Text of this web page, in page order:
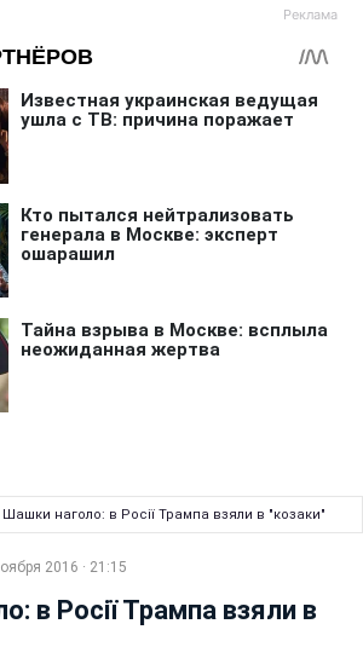
Шашки наголо: в Росії Трампа взяли в "козаки"
2016 · 21:15
в Росії Трампа взяли в